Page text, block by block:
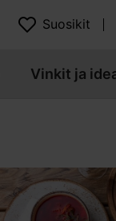
Suosikit
Vinkit ja